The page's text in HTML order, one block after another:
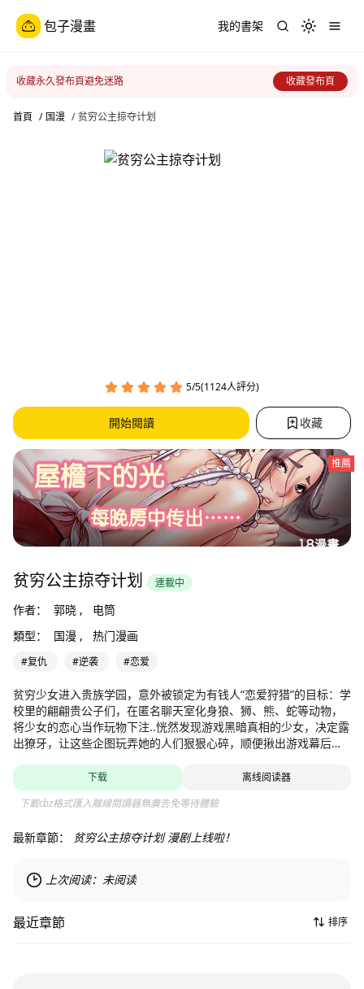
包子漫畫 我的書架 Toggle
收藏永久發布頁避免迷路 收藏發布頁
首頁 / 国漫 / 贫穷公主掠夺计划
5/5(1124人評分)
開始閱讀 收藏
推薦
贫穷公主掠夺计划 連載中
作者： 郭晓 ,
电筒
類型：
国漫 , 热门漫画
#复仇 #逆袭 #恋爱
贫穷少女进入贵族学园，意外被锁定为有钱人“恋爱狩猎”的目标：学
校里的翩翩贵公子们，在匿名聊天室化身狼、狮、熊、蛇等动物，
将少女的恋心当作玩物下注..恍然发现游戏黑暗真相的少女，决定露
出獠牙，让这些企图玩弄她的人们狠狠心碎，顺便揪出游戏幕后黑
下载
离线阅读器
下載cbz格式匯入離線閱讀器無廣告免等待體驗
最新章節： 贫穷公主掠夺计划 漫剧上线啦！
上次阅读： 未阅读
最近章節 排序